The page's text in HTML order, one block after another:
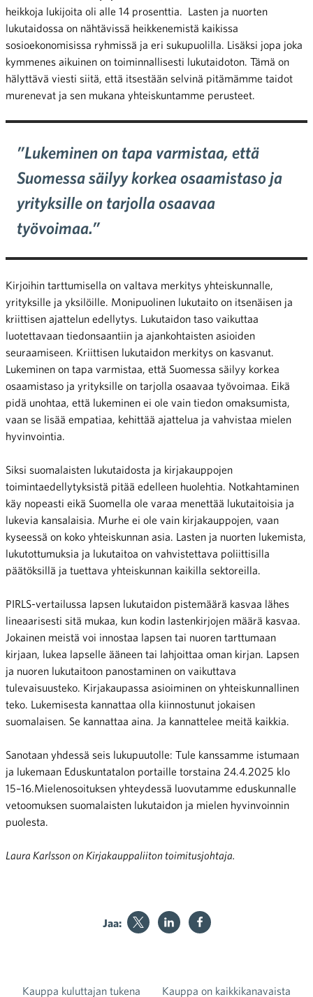
heikkoja lukijoita oli alle 14 prosenttia. Lasten ja nuorten
lukutaidossa on nähtävissä heikkenemistä kaikissa
sosioekonomisissa ryhmissä ja eri sukupuolilla. Lisäksi jopa joka
kymmenes aikuinen on toiminnallisesti lukutaidoton. Tämä on
hälyttävä viesti siitä, että itsestään selvinä pitämämme taidot
murenevat ja sen mukana yhteiskuntamme perusteet.
”Lukeminen on tapa varmistaa, että
Suomessa säilyy korkea osaamistaso ja
yrityksille on tarjolla osaavaa
työvoimaa.”
Kirjoihin tarttumisella on valtava merkitys yhteiskunnalle,
yrityksille ja yksilöille. Monipuolinen lukutaito on itsenäisen ja
kriittisen ajattelun edellytys. Lukutaidon taso vaikuttaa
luotettavaan tiedonsaantiin ja ajankohtaisten asioiden
seuraamiseen. Kriittisen lukutaidon merkitys on kasvanut.
Lukeminen on tapa varmistaa, että Suomessa säilyy korkea
osaamistaso ja yrityksille on tarjolla osaavaa työvoimaa. Eikä
pidä unohtaa, että lukeminen ei ole vain tiedon omaksumista,
vaan se lisää empatiaa, kehittää ajattelua ja vahvistaa mielen
hyvinvointia.
Siksi suomalaisten lukutaidosta ja kirjakauppojen
toimintaedellytyksistä pitää edelleen huolehtia. Notkahtaminen
käy nopeasti eikä Suomella ole varaa menettää lukutaitoisia ja
lukevia kansalaisia. Murhe ei ole vain kirjakauppojen, vaan
kyseessä on koko yhteiskunnan asia. Lasten ja nuorten lukemista,
lukutottumuksia ja lukutaitoa on vahvistettava poliittisilla
päätöksillä ja tuettava yhteiskunnan kaikilla sektoreilla.
PIRLS-vertailussa lapsen lukutaidon pistemäärä kasvaa lähes
lineaarisesti sitä mukaa, kun kodin lastenkirjojen määrä kasvaa.
Jokainen meistä voi innostaa lapsen tai nuoren tarttumaan
kirjaan, lukea lapselle ääneen tai lahjoittaa oman kirjan. Lapsen
ja nuoren lukutaitoon panostaminen on vaikuttava
tulevaisuusteko. Kirjakaupassa asioiminen on yhteiskunnallinen
teko. Lukemisesta kannattaa olla kiinnostunut jokaisen
suomalaisen. Se kannattaa aina. Ja kannattelee meitä kaikkia.
Sanotaan yhdessä seis lukupuutolle: Tule kanssamme istumaan
ja lukemaan Eduskuntatalon portaille torstaina 24.4.2025 klo
15–16.Mielenosoituksen yhteydessä luovutamme eduskunnalle
vetoomuksen suomalaisten lukutaidon ja mielen hyvinvoinnin
puolesta.
Laura Karlsson on Kirjakauppaliiton toimitusjohtaja.
Jaa:
Kauppa kuluttajan tukena Kauppa on kaikkikanavaista